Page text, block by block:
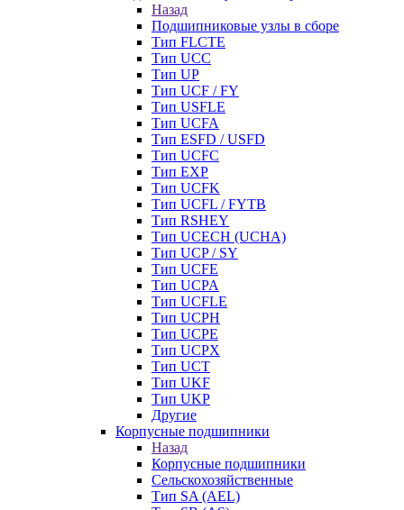
Назад
Подшипниковые узлы в сборе
Тип FLCTE
Тип UCC
Тип UP
Тип UCF / FY
Тип USFLE
Тип UCFA
Тип ESFD / USFD
Тип UCFC
Тип EXP
Тип UCFK
Тип UCFL / FYTB
Тип RSHEY
Тип UCECH (UCHA)
Тип UCP / SY
Тип UCFE
Тип UCPA
Тип UCFLE
Тип UCPH
Тип UCPE
Тип UCPX
Тип UCT
Тип UKF
Тип UKP
Другие
Корпусные подшипники
Назад
Корпусные подшипники
Сельскохозяйственные
Тип SA (AEL)